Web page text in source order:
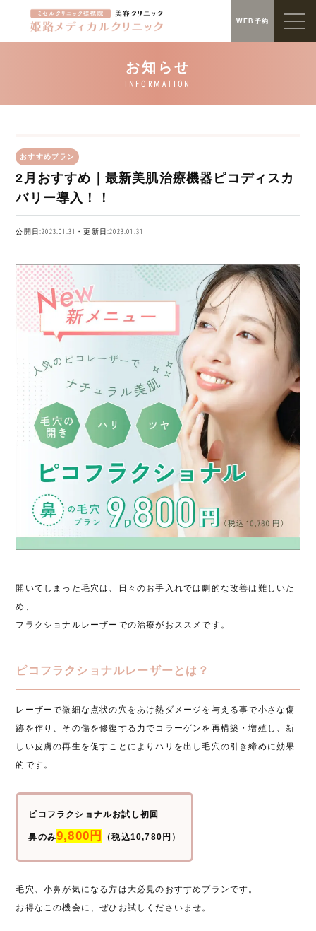
WEB予約
おすすめプラン
2月おすすめ｜最新美肌治療機器ピコディスカ
バリー導入！！
公開日:2023.01.31・更新日:2023.01.31
開いてしまった毛穴は、日々のお手入れでは劇的な改善は難しいた
め、
フラクショナルレーザーでの治療がおススメです。
ピコフラクショナルレーザーとは？
レーザーで微細な点状の穴をあけ熱ダメージを与える事で小さな傷
跡を作り、その傷を修復する力でコラーゲンを再構築・増殖し、新
しい皮膚の再生を促すことによりハリを出し毛穴の引き締めに効果
的です。
ピコフラクショナルお試し初回
鼻のみ9,800円 （税込10,780円）
毛穴、小鼻が気になる方は大必見のおすすめプランです。
お得なこの機会に、ぜひお試しくださいませ。